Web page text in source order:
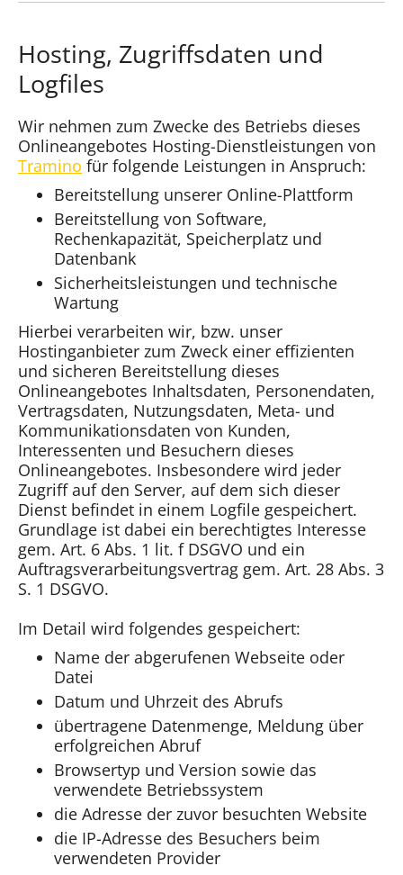
Hosting, Zugriffsdaten und
Logfiles
Wir nehmen zum Zwecke des Betriebs dieses
Onlineangebotes Hosting-Dienstleistungen von
Tramino für folgende Leistungen in Anspruch:
Bereitstellung unserer Online-Plattform
Bereitstellung von Software,
Rechenkapazität, Speicherplatz und
Datenbank
Sicherheitsleistungen und technische
Wartung
Hierbei verarbeiten wir, bzw. unser
Hostinganbieter zum Zweck einer effizienten
und sicheren Bereitstellung dieses
Onlineangebotes Inhaltsdaten, Personendaten,
Vertragsdaten, Nutzungsdaten, Meta- und
Kommunikationsdaten von Kunden,
Interessenten und Besuchern dieses
Onlineangebotes. Insbesondere wird jeder
Zugriff auf den Server, auf dem sich dieser
Dienst befindet in einem Logfile gespeichert.
Grundlage ist dabei ein berechtigtes Interesse
gem. Art. 6 Abs. 1 lit. f DSGVO und ein
Auftragsverarbeitungsvertrag gem. Art. 28 Abs. 3
S. 1 DSGVO.
Im Detail wird folgendes gespeichert:
Name der abgerufenen Webseite oder
Datei
Datum und Uhrzeit des Abrufs
übertragene Datenmenge, Meldung über
erfolgreichen Abruf
Browsertyp und Version sowie das
verwendete Betriebssystem
die Adresse der zuvor besuchten Website
die IP-Adresse des Besuchers beim
verwendeten Provider